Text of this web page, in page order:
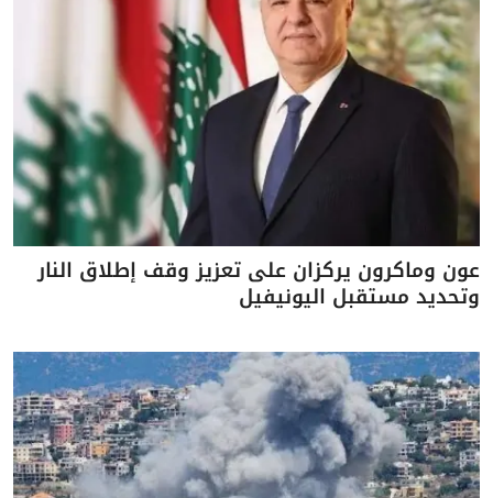
عون وماكرون يركزان على تعزيز وقف إطلاق النار
وتحديد مستقبل اليونيفيل